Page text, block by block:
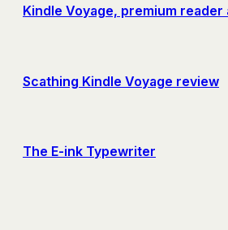
Kindle Voyage, premium
Scathing Kindle Voyage review
The E-ink Typewriter